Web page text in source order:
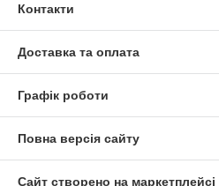
Контакти
Доставка та оплата
Графік роботи
Повна версія сайту
Сайт створено на маркетплейсі